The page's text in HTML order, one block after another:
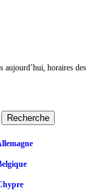
aujourd’hui, horaires des